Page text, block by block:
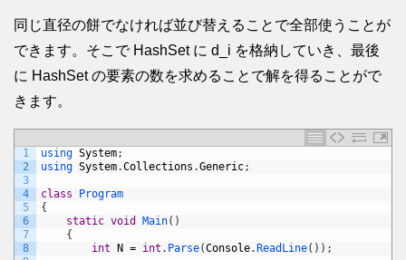
同じ直径の餅でなければ並び替えることで全部使うことが
できます。そこで HashSet に d_i を格納していき、最後
に HashSet の要素の数を求めることで解を得ることがで
きます。
1
2
3
4
5
6
7
8
using System;
using System.Collections .Generic;
class
Program
{
static void Main( )
{
int
N = int . Parse(Console. ReadLine( ) ) ;